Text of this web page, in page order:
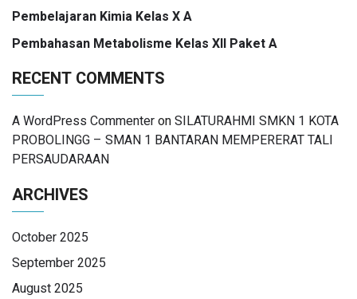
Pembelajaran Kimia Kelas X A
Pembahasan Metabolisme Kelas XII Paket A
RECENT COMMENTS
A WordPress CommenteronSILATURAHMI SMKN 1 KOTA
PROBOLINGG – SMAN 1 BANTARAN MEMPERERAT TALI
PERSAUDARAAN
ARCHIVES
October 2025
September 2025
August 2025